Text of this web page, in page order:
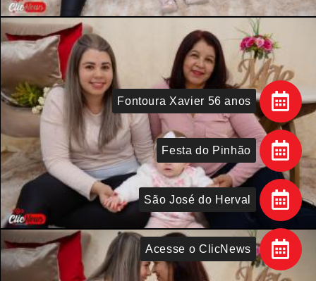
Acesse o ClicNews
São José do Herval
Festa do Pinhão
Fontoura Xavier 56 anos